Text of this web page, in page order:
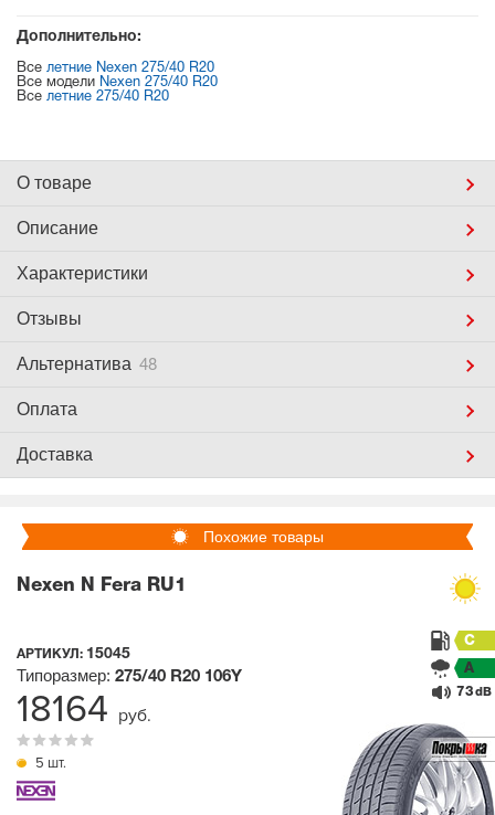
Дополнительно:
Все летние Nexen 275/40 R20
Все модели Nexen 275/40 R20
Все летние 275/40 R20
О товаре
Описание
Характеристики
Отзывы
Альтернатива 48
Оплата
Доставка
Похожие товары
Nexen N Fera RU1
АРТИКУЛ: 15045
5 шт.
Типоразмер: 275/40 R20 106Y
C
A
73 dB
18164 руб.